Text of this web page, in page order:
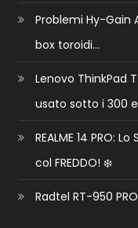
Problemi Hy-Gain
box toroidi…
Lenovo ThinkPad
usato sotto i 300
REALME 14 PRO:
col FREDDO! ❄️
Radtel RT-950